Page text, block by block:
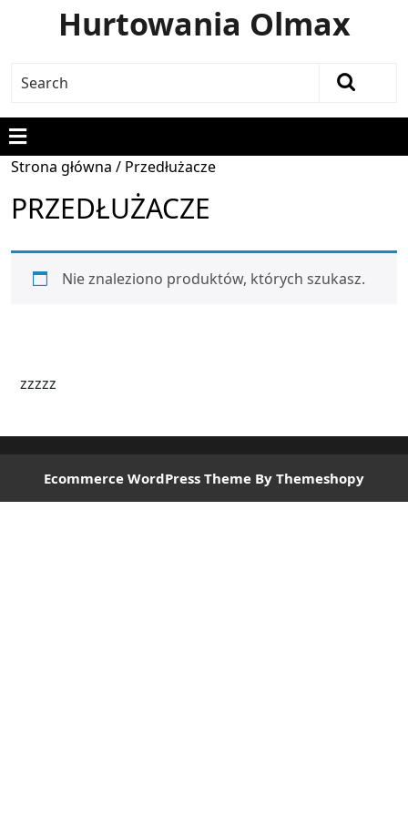
Hurtowania Olmax
Strona główna / Przedłużacze
PRZEDŁUŻACZE
Nie znaleziono produktów, których szukasz.
zzzzz
Ecommerce WordPress Theme By Themeshopy